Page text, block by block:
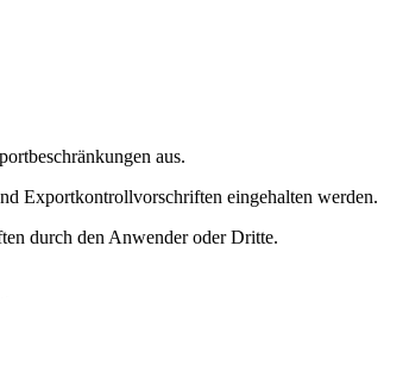
aus.
Exportkontrollvorschriften eingehalten werden.
durch den Anwender oder Dritte.